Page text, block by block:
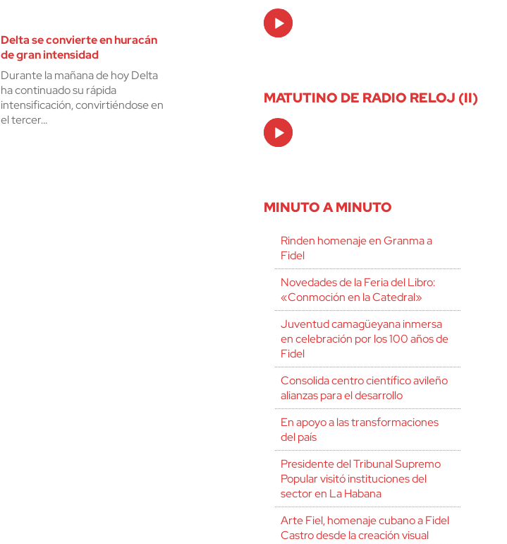
Delta se convierte en huracán
de gran intensidad
Durante la mañana de hoy Delta
ha continuado su rápida
intensificación, convirtiéndose en
el tercer…
Audio
Player
MATUTINO DE RADIO RELOJ (II)
Audio
Player
MINUTO A MINUTO
Rinden homenaje en Granma a
Fidel
Novedades de la Feria del Libro:
«Conmoción en la Catedral»
Juventud camagüeyana inmersa
en celebración por los 100 años de
Fidel
Consolida centro científico avileño
alianzas para el desarrollo
En apoyo a las transformaciones
del país
Presidente del Tribunal Supremo
Popular visitó instituciones del
sector en La Habana
Arte Fiel, homenaje cubano a Fidel
Castro desde la creación visual